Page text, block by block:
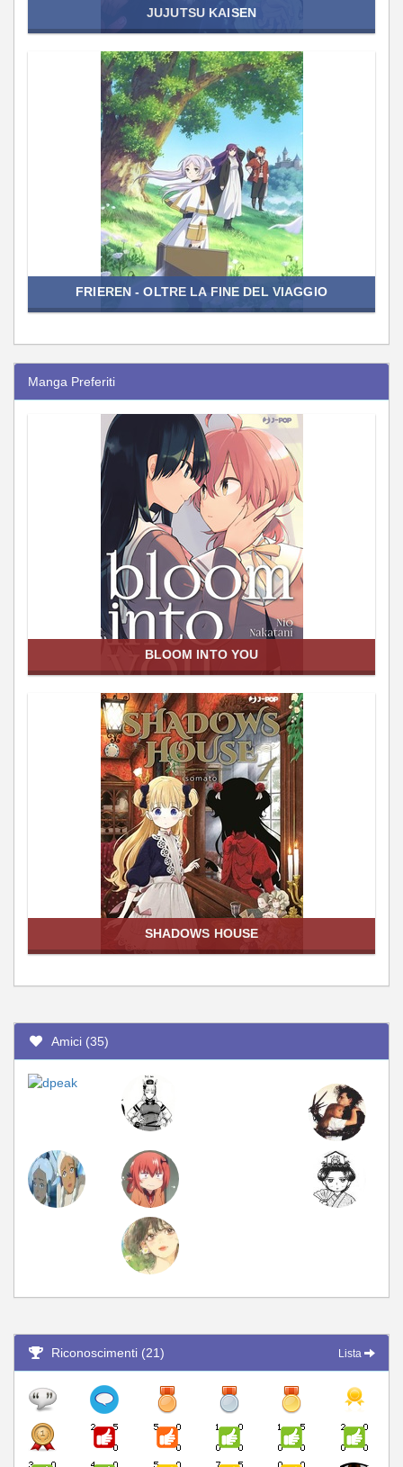
JUJUTSU KAISEN
FRIEREN - OLTRE LA FINE DEL VIAGGIO
Manga Preferiti
BLOOM INTO YOU
SHADOWS HOUSE
Amici (35)
Riconoscimenti (21) Lista